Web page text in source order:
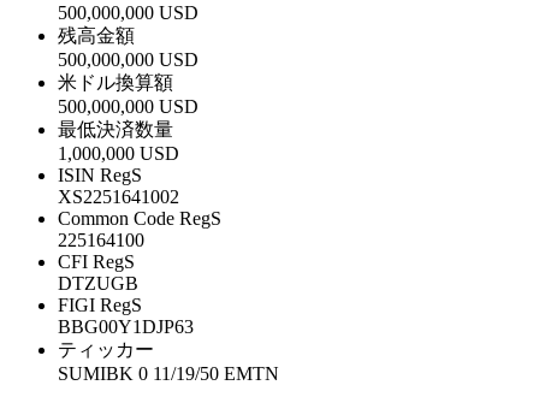
500,000,000 USD
残高金額
500,000,000 USD
米ドル換算額
500,000,000 USD
最低決済数量
1,000,000 USD
ISIN RegS
XS2251641002
Common Code RegS
225164100
CFI RegS
DTZUGB
FIGI RegS
BBG00Y1DJP63
ティッカー
SUMIBK 0 11/19/50 EMTN